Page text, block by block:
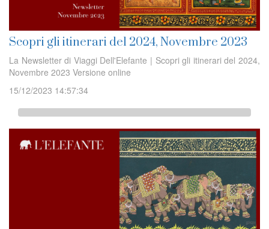
Scopri gli itinerari del 2024, Novembre 2023
La Newsletter di Viaggi Dell'Elefante | Scopri gli itinerari del 2024,
Novembre 2023 Versione online
15/12/2023 14:57:34